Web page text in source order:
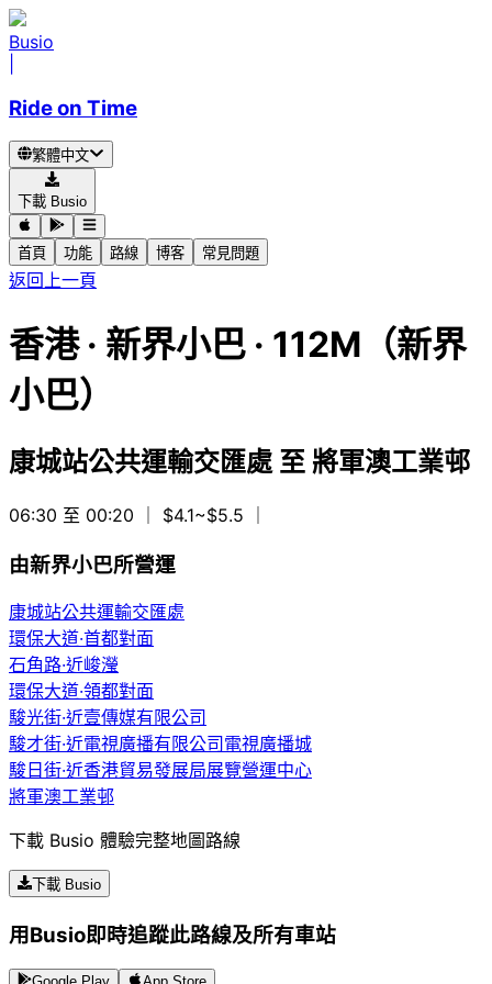
Busio
Ride on Time
繁體中文
下載 Busio
首頁 功能 路線 博客 常見問題
返回上一頁
香港· 新界小巴 · 112M（新界
小巴）
康城站公共運輸交匯處 至 將軍澳工業邨
06:30 至 00:20 ｜ $4.1~$5.5
由新界小巴所營運
康城站公共運輸交匯處
環保大道·首都對面
石角路·近峻瀅
環保大道·領都對面
駿光街·近壹傳媒有限公司
駿才街·近電視廣播有限公司電視廣播城
駿日街·近香港貿易發展局展覽營運中心
將軍澳工業邨
下載 Busio 體驗完整地圖路線
下載 Busio
用Busio即時追蹤此路線及所有車站